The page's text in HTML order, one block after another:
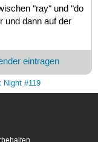
"ray" und "do
und dann auf der
eintragen
Night #119